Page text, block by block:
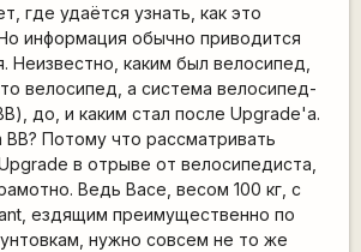
где удаётся узнать, как это
информация обычно приводится
Неизвестно, каким был велосипед,
велосипед, а система велосипед-
до, и каким стал после Upgrade'а.
Потому что рассматривать
в отрыве от велосипедиста,
Ведь Васе, весом 100 кг, с
ездящим преимущественно по
нужно совсем не то же